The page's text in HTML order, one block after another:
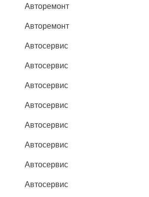
Авторемонт
Авторемонт
Автосервис
Автосервис
Автосервис
Автосервис
Автосервис
Автосервис
Автосервис
Автосервис